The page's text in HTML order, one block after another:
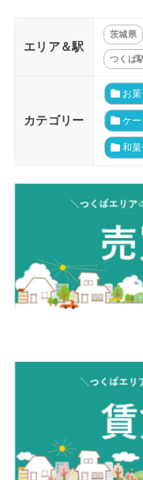
エリア＆駅
茨城県
つくば
カテゴリー
お
ケ
和